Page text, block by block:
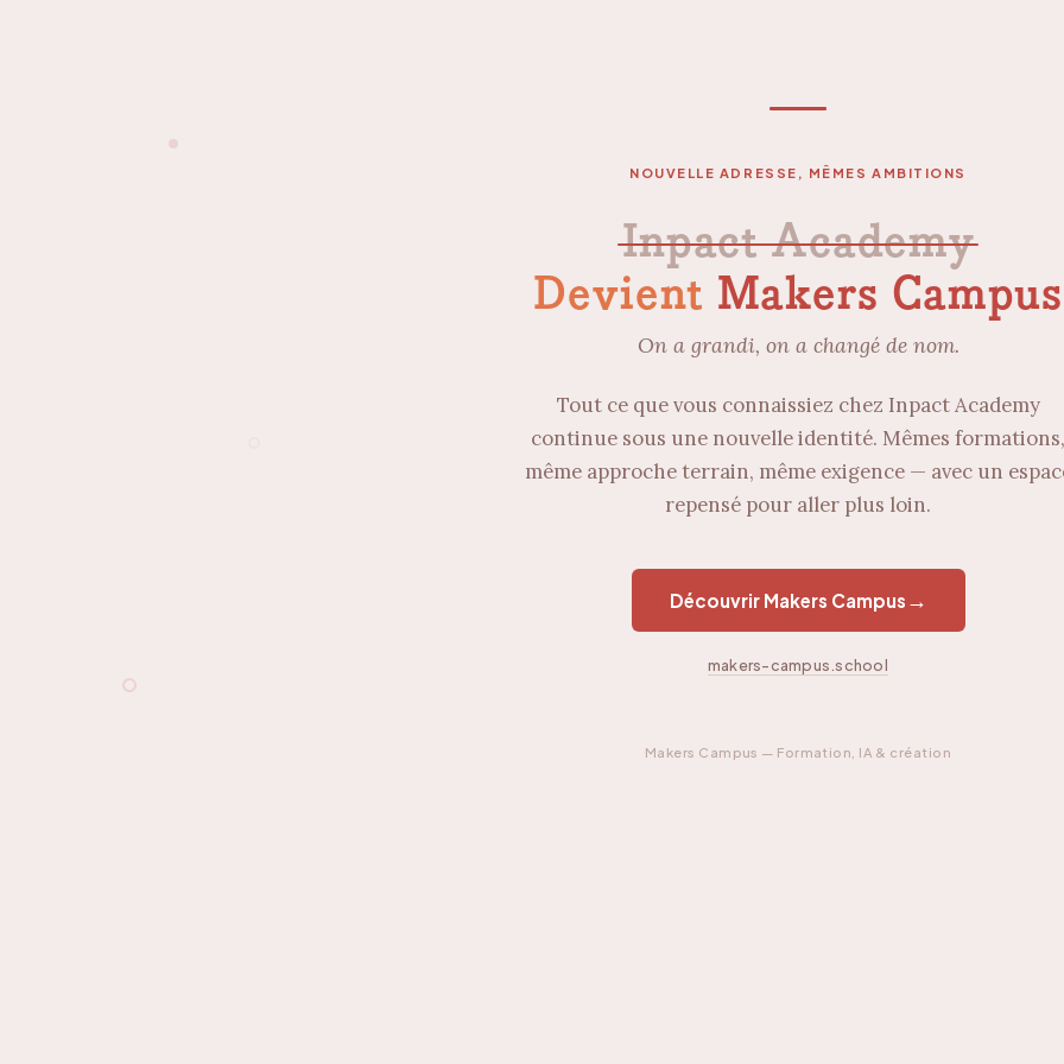
NOUVELLE ADRESSE, MÊMES AMBITIONS
Inpact Academy
Devient Makers Campus
On a grandi, on a changé de nom.
Tout ce que vous connaissiez chez Inpact Academy
continue sous une nouvelle identité. Mêmes formations,
même approche terrain, même exigence — avec un
repensé pour aller plus loin.
Découvrir Makers Campus →
makers-campus.school
Makers Campus — Formation, IA & création